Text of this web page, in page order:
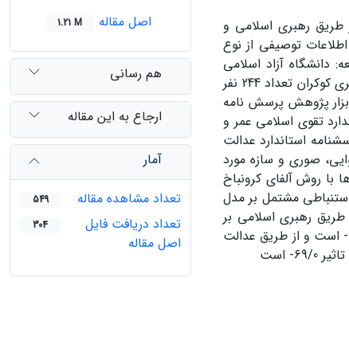
طریق رهبری اسلامی و
توصیفی از نوع
دانشگاه آزاد اسلامی
واحد اصفهان(خوراسگان)) به تعداد660 نفر تشکیل دادند که از طریق فرمول نمونه گیری کوکران تعداد 244 نفر
پژوهش پرسش نامه
همکاران(2007)، پرسش نامه استاندارد تقوی اسلامی عمر و
استاندارد رهبری اسلامی خالق و اوگانسولا (2011(، و پرسشنامه استاندارد عدالت
محتوایی، صوری و سازه مورد
با روش آلفای کرونباخ
در سطح استنباطی مشتمل بر مدل
رهبری اسلامی بر
رفتارهای انحرافی در محیط کار تاثیر منفی و معناداری دارد که ضریب این تاثیر 65/0- است و از طریق عدالت
است
اصل مقاله
1.21 M
هم رسانی
ارجاع به این مقاله
آمار
تعداد مشاهده مقاله
549
تعداد دریافت فایل
اصل مقاله
304